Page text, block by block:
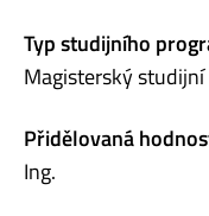
Typ studijního
Magisterský
Přidělovaná
Ing.